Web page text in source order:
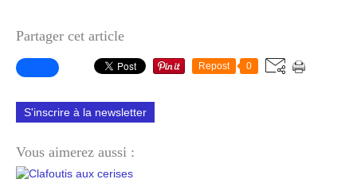
Partager cet article
Repost 0
S'inscrire à la newsletter
Vous aimerez aussi :